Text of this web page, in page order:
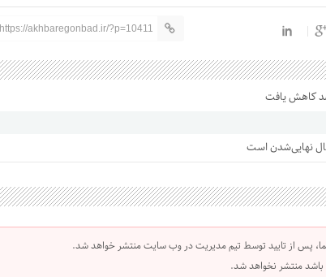
https://akhbaregonbad.ir/?p=10411
نهایی‌شدن است
پس از تایید توسط تیم مدیریت در وب سایت منتشر خواهد شد.
باشد منتشر نخواهد شد.